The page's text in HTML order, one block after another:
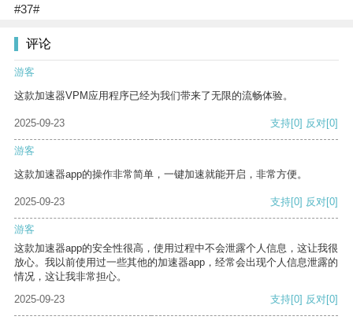
#37#
评论
游客
这款加速器VPM应用程序已经为我们带来了无限的流畅体验。
2025-09-23 支持[0] 反对[0]
游客
这款加速器app的操作非常简单，一键加速就能开启，非常方便。
2025-09-23 支持[0] 反对[0]
游客
这款加速器app的安全性很高，使用过程中不会泄露个人信息，这让我很
放心。我以前使用过一些其他的加速器app，经常会出现个人信息泄露的
情况，这让我非常担心。
2025-09-23
支持[0] 反对[0]